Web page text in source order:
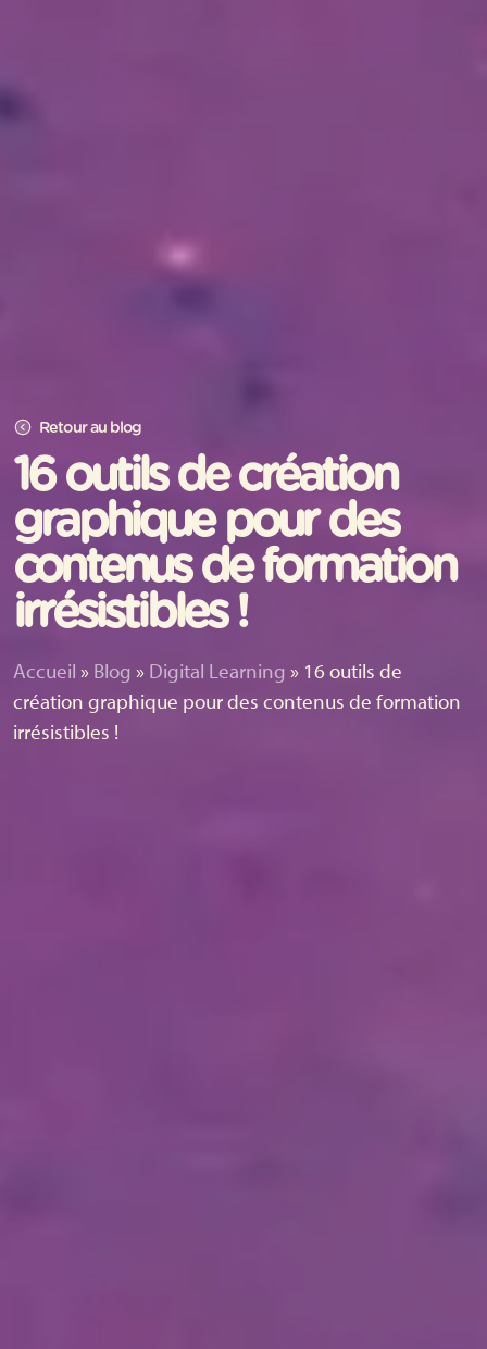
Retour au blog
16 outils de création
graphique pour des
contenus de formation
irrésistibles !
Accueil » Blog » Digital Learning » 16 outils de
création graphique pour des contenus de formation
irrésistibles !